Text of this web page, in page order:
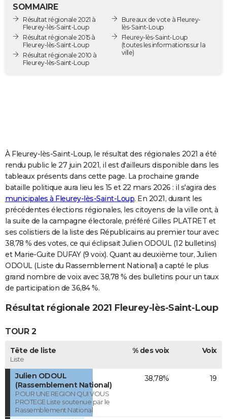
Destinations
City break
Voyage nature
Voyage de noces
Forum
Climat
GUIDES D'ACHAT
BONS PLANS
S'inscrire
Se connecter
Lycées
Collèges
Primaires
Universités
Entreprises
Service militaire
Avis de recherche
AVIS DE DÉCÈS
FORUM
Bricolage
Lifestyle
Culture
Television
Voyage
Cinema
SOMMAIRE
Résultat régionale 2021 à
Fleurey-lès-Saint-Loup
Résultat régionale 2015 à
Fleurey-lès-Saint-Loup
Résultat régionale 2010 à
Fleurey-lès-Saint-Loup
Bureaux de vote à Fleurey-
lès-Saint-Loup
Fleurey-lès-Saint-Loup
(toutes les informations sur la
ville)
À Fleurey-lès-Saint-Loup, le résultat des régionales 2021 a été
rendu public le 27 juin 2021, il est d'ailleurs disponible dans les
tableaux présents dans cette page. La prochaine grande
bataille politique aura lieu les 15 et 22 mars 2026 : il s'agira des
municipales à Fleurey-lès-Saint-Loup. En 2021, durant les
précédentes élections régionales, les citoyens de la ville ont, à
la suite de la campagne électorale, préféré Gilles PLATRET et
ses colistiers de la liste des Républicains au premier tour avec
38,78 % des votes, ce qui éclipsait Julien ODOUL (12 bulletins)
et Marie-Guite DUFAY (9 voix). Quant au deuxième tour, Julien
ODOUL (Liste du Rassemblement National) a capté le plus
grand nombre de voix avec 38,78 % des bulletins pour un taux
de participation de 36,84 %.
Résultat régionale 2021 Fleurey-lès-Saint-Loup
TOUR 2
Tête de liste
Liste
% des voix Voix
Julien ODOUL
(Rassemblement National)
POUR UNE REGION QUI VOUS
PROTEGE Liste soutenue par le
Rassemblement National
38,78% 19